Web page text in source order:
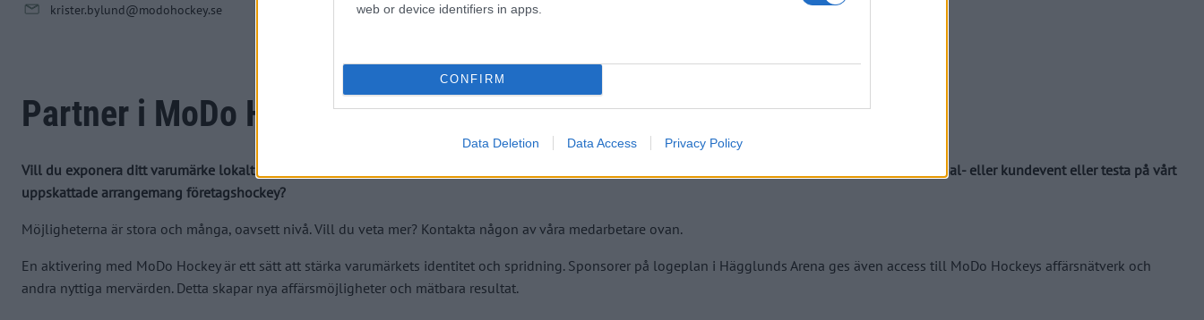
web or device identifiers in apps.
CONFIRM
Data Deletion Data Access Privacy Policy
krister.bylund@modohockey.se
Partner i MoDo Hockey
Vill du exponera ditt varumärke lokalt och nationellt tillsammans med MoDo Hockey, hyra loge för en match eller för en hel säsong, anordna ett personal- eller kundevent eller testa på vårt
uppskattade arrangemang företagshockey?
Möjligheterna är stora och många, oavsett nivå. Vill du veta mer? Kontakta någon av våra medarbetare ovan.
En aktivering med MoDo Hockey är ett sätt att stärka varumärkets identitet och spridning. Sponsorer på logeplan i Hägglunds Arena ges även access till MoDo Hockeys affärsnätverk och
andra nyttiga mervärden. Detta skapar nya affärsmöjligheter och mätbara resultat.